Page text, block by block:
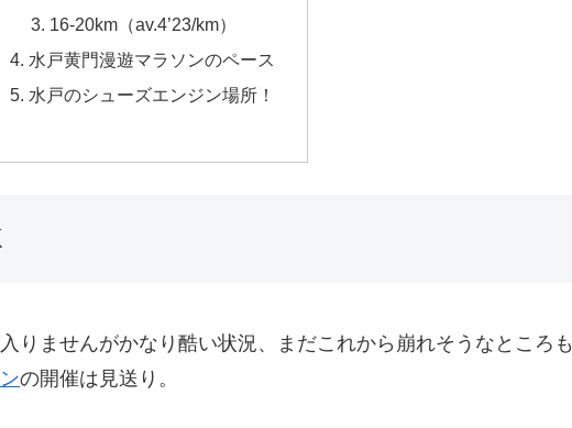
16-20km（av.4’23/km）
水戸黄門漫遊マラソンのペース
水戸のシューズエンジン場所！
りませんがかなり酷い状況、まだこれから崩れそうなところも
の開催は見送り。